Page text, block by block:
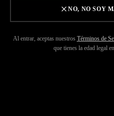
NO, NO SOY
Al entrar, aceptas nuestros Términos de
que tienes la edad legal